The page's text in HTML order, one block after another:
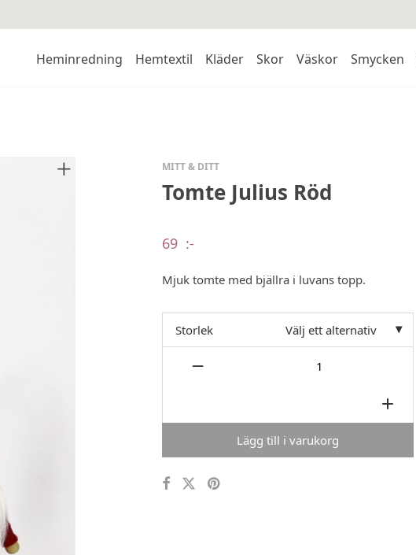
Heminredning Hemtextil Kläder Skor Väskor Smycken
MITT & DITT
Tomte Julius Röd
69 :-
Mjuk tomte med bjällra i luvans topp.
Storlek Välj ett alternativ
Lägg till i varukorg